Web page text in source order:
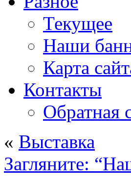
Текущее
Наши
Карта
Контакты
Обратная
« Выставка
Загляните: